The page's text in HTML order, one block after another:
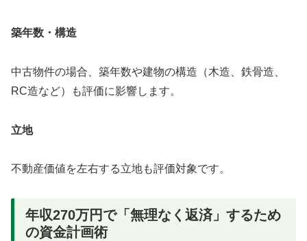
築年数・構造
中古物件の場合、築年数や建物の構造（木造、鉄骨造、
RC造など）も評価に影響します。
立地
不動産価値を左右する立地も評価対象です。
年収270万円で「無理なく返済」するため
の資金計画術